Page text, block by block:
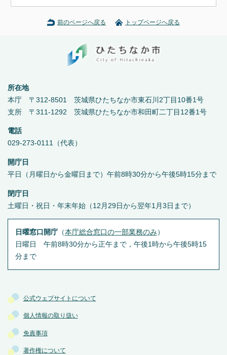
前のページへ戻る トップページへ戻る
公式ウェブサイトについて
個人情報の取り扱い
免責事項
著作権について
所在地
本庁 〒312-8501 茨城県ひたちなか市東石川2丁目10番1号
支所 〒311-1292 茨城県ひたちなか市和田町二丁目12番1号
電話
029-273-0111（代表）
開庁日
平日（月曜日から金曜日まで）午前8時30分から午後5時15分まで
閉庁日
土曜日・祝日・年末年始（12月29日から翌年1月3日まで）
日曜窓口開庁（本庁総合窓口の一部業務のみ ）
日曜日 午前8時30分から正午まで，午後1時から午後5時15
分まで